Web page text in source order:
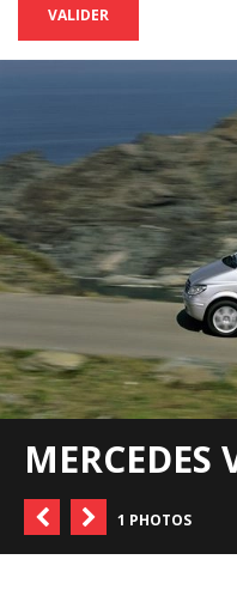
VALIDER
1 PHOTOS